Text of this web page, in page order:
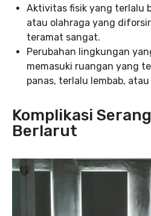
Aktivitas fisik yang terlalu
atau olahraga yang
teramat sangat.
Perubahan lingkungan
memasuki ruangan yang
panas, terlalu lembab,
Komplikasi
Berlarut